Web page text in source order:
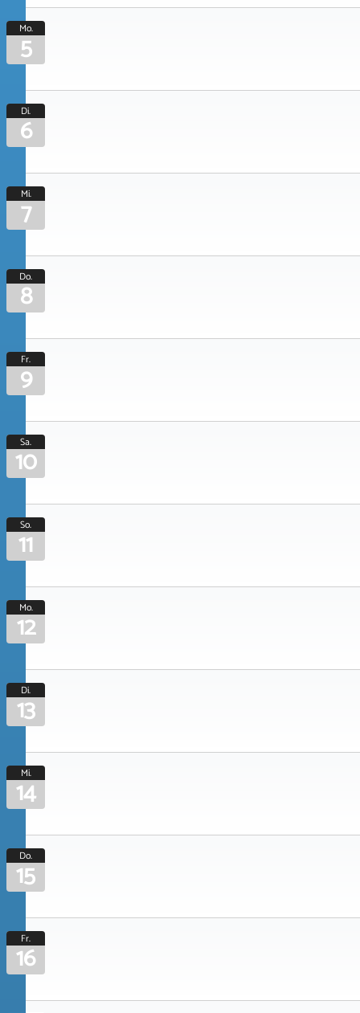
Mo.
5
Di.
6
Mi.
7
Do.
8
Fr.
9
Sa.
10
So.
11
Mo.
12
Di.
13
Mi.
14
Do.
15
Fr.
16